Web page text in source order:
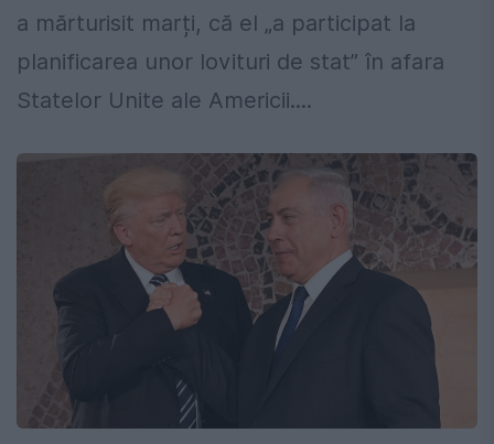
a mărturisit marți, că el „a participat la
planificarea unor lovituri de stat” în afara
Statelor Unite ale Americii....